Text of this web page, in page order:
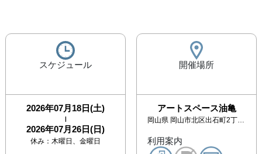
スケジュール
2026年07月18日(土)
|
2026年07月26日(日)
休み： 木曜日、金曜日
開催場所
アートスペース油亀
岡山県 岡山市北区出石町2丁目3-1
利用案内